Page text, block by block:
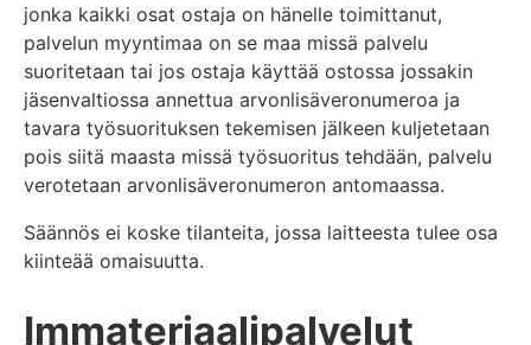
jonka kaikki osat ostaja on hänelle toimittanut,
palvelun myyntimaa on se maa missä palvelu
suoritetaan tai jos ostaja käyttää ostossa jossakin
jäsenvaltiossa annettua arvonlisäveronumeroa ja
tavara työsuorituksen tekemisen jälkeen kuljetetaan
pois siitä maasta missä työsuoritus tehdään, palvelu
verotetaan arvonlisäveronumeron antomaassa.
Säännös ei koske tilanteita, jossa laitteesta tulee osa
kiinteää omaisuutta.
Immateriaalipalvelut